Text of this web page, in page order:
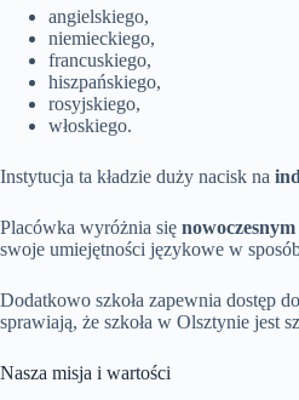
angielskiego,
niemieckiego,
francuskiego,
hiszpańskiego,
rosyjskiego,
włoskiego.
Instytucja ta kładzie duży nacisk na
Placówka wyróżnia się
swoje umiejętności językowe w
Dodatkowo szkoła zapewnia dostęp
sprawiają, że szkoła w Olsztynie jest
Nasza misja i wartości